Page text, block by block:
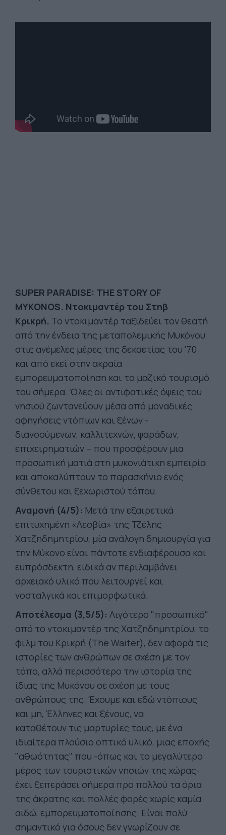
SUPER PARADISE: THE STORY OF
MYKONOS. Ντοκιμαντέρ του Στηβ
Κρικρή. Το ντοκιμαντέρ ταξιδεύει τον θεατή
από την ένδεια της μεταπολεμικής Μυκόνου
στις ανέμελες μέρες της δεκαετίας του '70
και από εκεί στην ακραία
εμπορευματοποίηση και το μαζικό τουρισμό
του σήμερα. Όλες οι αντιφατικές όψεις του
νησιού ζωντανεύουν μέσα από μοναδικές
αφηγήσεις ντόπιων και ξένων -
διανοούμενων, καλλιτεχνών, ψαράδων,
επιχειρηματιών – που προσφέρουν μια
προσωπική ματιά στη μυκονιάτικη εμπειρία
και αποκαλύπτουν το παρασκήνιο ενός
σύνθετου και ξεχωριστού τόπου.
Αναμονή (4/5): Μετά την εξαιρετικά
επιτυχημένη «Λεσβία» της Τζέλης
Χατζηδημητρίου, μία ανάλογη δημιουργία για
την Μύκονο είναι πάντοτε ενδιαφέρουσα και
ευπρόσδεκτη, ειδικά αν περιλαμβάνει
αρχειακό υλικό που λειτουργεί και
νοσταλγικά και επιμορφωτικά.
Αποτέλεσμα (3,5/5): Λιγότερο "προσωπικό"
από το ντοκιμαντέρ της Χατζηδημητρίου, το
φιλμ του Κρικρή (The Waiter), δεν αφορά τις
ιστορίες των ανθρώπων σε σχέση με τον
τόπο, αλλά περισσότερο την ιστορία της
ίδιας της Μυκόνου σε σχέση με τους
ανθρώπους της. Έχουμε και εδώ ντόπιους
και μη, Έλληνες και ξένους, να
καταθέτουν τις μαρτυρίες τους, με ένα
ιδιαίτερα πλούσιο οπτικό υλικό, μιας εποχής
"αθωότητας" που -όπως και το μεγαλύτερο
μέρος των τουριστικών νησιών της χώρας-
έχει ξεπεράσει σήμερα προ πολλού τα όρια
της άκρατης και πολλές φορές χωρίς καμία
αιδώ, εμπορευματοποίησης. Είναι πολύ
σημαντικό για όσους δεν γνωρίζουν σε